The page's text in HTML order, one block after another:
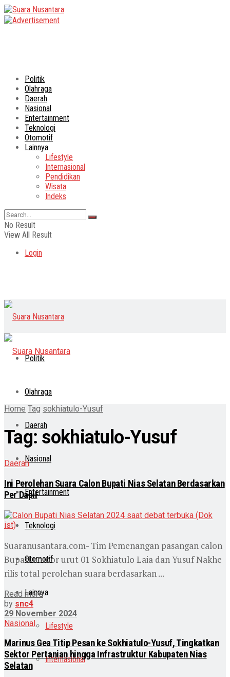
Politik
Olahraga
Daerah
Nasional
Entertainment
Teknologi
Otomotif
Lainnya
Lifestyle
Internasional
Pendidikan
Wisata
Indeks
No Result
View All Result
Login
Politik
Olahraga
Daerah
Nasional
Entertainment
Teknologi
Otomotif
Lainnya
Lifestyle
Internasional
Home Tag sokhiatulo-Yusuf
Tag: sokhiatulo-Yusuf
Daerah
Ini Perolehan Suara Calon Bupati Nias Selatan Berdasarkan
Per Dapil
Suaranusantara.com- Tim Pemenangan pasangan calon
Bupati nomor urut 01 Sokhiatulo Laia dan Yusuf Nakhe
rilis total perolehan suara berdasarkan ...
Read more
by snc4
29 November 2024
Nasional
Marinus Gea Titip Pesan ke Sokhiatulo-Yusuf, Tingkatkan
Sektor Pertanian hingga Infrastruktur Kabupaten Nias
Selatan